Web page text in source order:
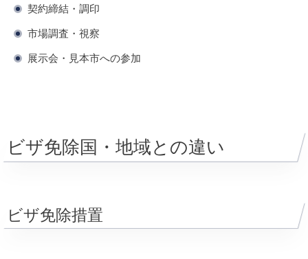
契約締結・調印
市場調査・視察
展示会・見本市への参加
ビザ免除国・地域との違い
ビザ免除措置